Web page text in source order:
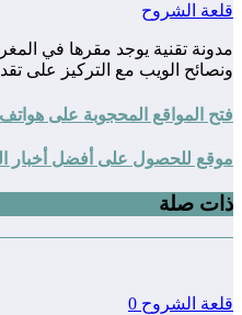
قلعة الشروح
ونصائح الويب مع التركيز على
فتح المواقع المحجوبة على هواتف
موقع للحصول على أفضل أخبار
ذات صلة
قلعة الشروح 0